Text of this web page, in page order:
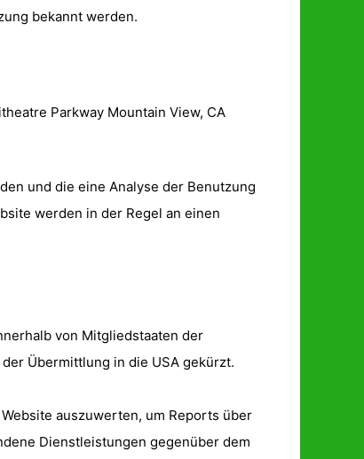
bekannt werden.
Parkway Mountain View, CA
und die eine Analyse der Benutzung
werden in der Regel an einen
von Mitgliedstaaten der
Übermittlung in die USA gekürzt.
auszuwerten, um Reports über
Dienstleistungen gegenüber dem